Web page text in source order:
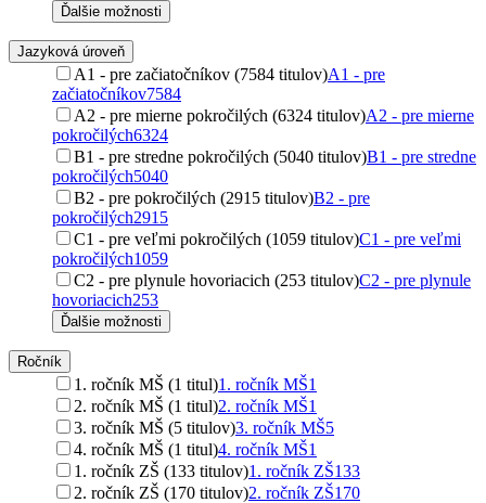
Ďalšie možnosti
Jazyková úroveň
A1 - pre začiatočníkov (7584 titulov)A1 - pre
začiatočníkov7584
A2 - pre mierne pokročilých (6324 titulov)A2 - pre mierne
pokročilých6324
B1 - pre stredne pokročilých (5040 titulov)B1 - pre stredne
pokročilých5040
B2 - pre pokročilých (2915 titulov)B2 - pre
pokročilých2915
C1 - pre veľmi pokročilých (1059 titulov)C1 - pre veľmi
pokročilých1059
C2 - pre plynule hovoriacich (253 titulov)C2 - pre plynule
hovoriacich253
Ďalšie možnosti
Ročník
1. ročník MŠ (1 titul)1. ročník MŠ1
2. ročník MŠ (1 titul)2. ročník MŠ1
3. ročník MŠ (5 titulov)3. ročník MŠ5
4. ročník MŠ (1 titul)4. ročník MŠ1
1. ročník ZŠ (133 titulov)1. ročník ZŠ133
2. ročník ZŠ (170 titulov)2. ročník ZŠ170